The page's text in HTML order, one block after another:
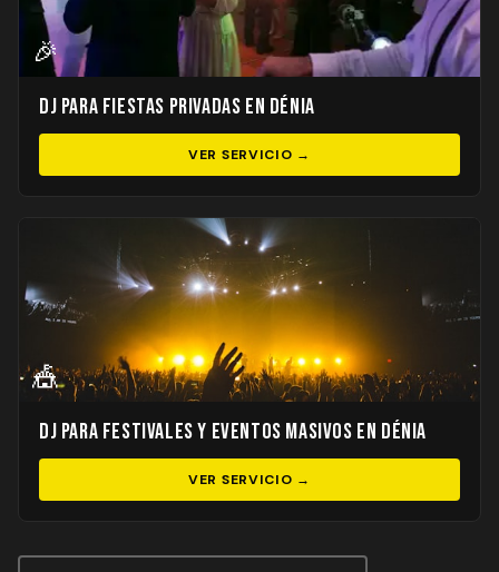
🎉
DJ para Fiestas Privadas en Dénia
VER SERVICIO →
🎪
DJ para Festivales y Eventos Masivos en Dénia
VER SERVICIO →